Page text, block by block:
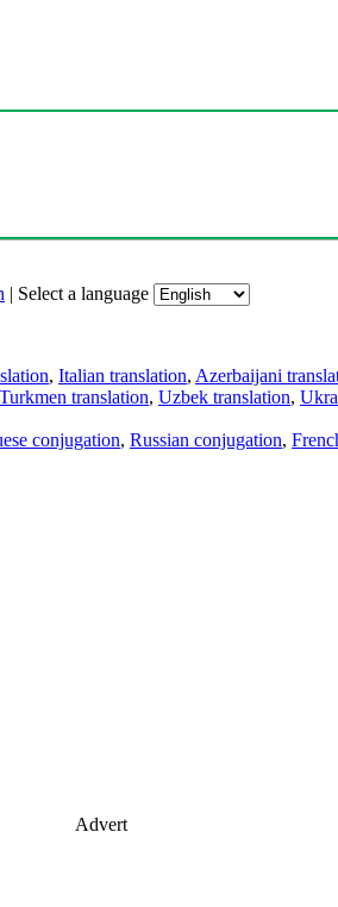
| Select a language
, Italian translation, Azerbaijani
Turkmen translation, Uzbek translation,
conjugation, Russian conjugation,
Advert